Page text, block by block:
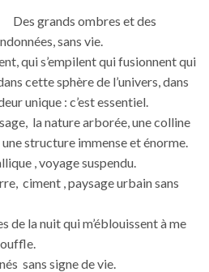
Des grands ombres et des
sans vie.
qui s’empilent qui fusionnent qui
cette sphère de l’univers, dans
unique : c’est essentiel.
la nature arborée, une colline
structure immense et énorme.
, voyage suspendu.
ciment , paysage urbain sans
de la nuit qui m’éblouissent à me
sans signe de vie.